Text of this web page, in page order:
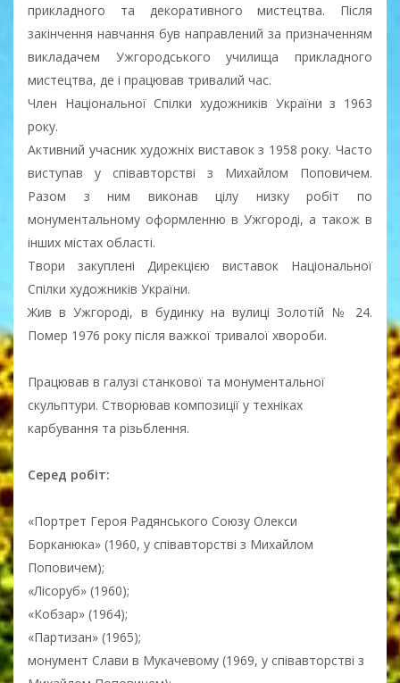
прикладного та декоративного мистецтва. Після
закінчення навчання був направлений за призначенням
викладачем Ужгородського училища прикладного
мистецтва, де і працював тривалий час.
Член Національної Спілки художників України з 1963
року.
Активний учасник художніх виставок з 1958 року. Часто
виступав у співавторстві з Михайлом Поповичем.
Разом з ним виконав цілу низку робіт по
монументальному оформленню в Ужгороді, а також в
інших містах області.
Твори закуплені Дирекцією виставок Національної
Спілки художників України.
Жив в Ужгороді, в будинку на вулиці Золотій № 24.
Помер 1976 року після важкої тривалої хвороби.
Працював в галузі станкової та монументальної
скульптури. Створював композиції у техніках
карбування та різьблення.
Серед робіт:
«Портрет Героя Радянського Союзу Олекси
Борканюка» (1960, у співавторстві з Михайлом
Поповичем);
«Лісоруб» (1960);
«Кобзар» (1964);
«Партизан» (1965);
монумент Слави в Мукачевому (1969, у співавторстві з